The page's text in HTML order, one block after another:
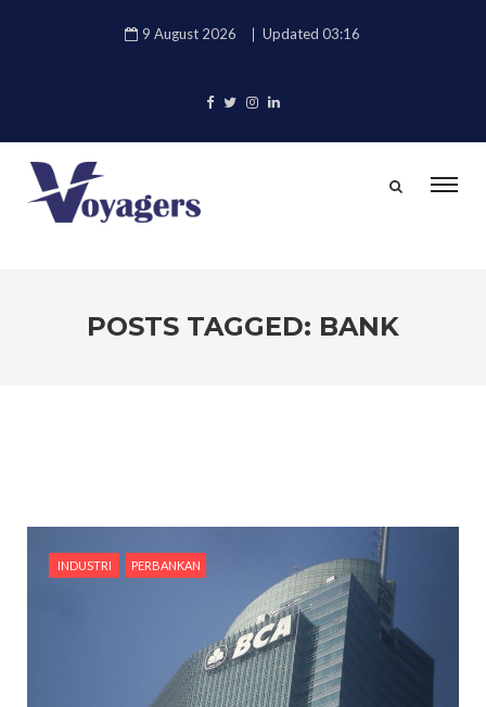
9 August 2026 Updated 03:16
POSTS TAGGED: BANK
INDUSTRI PERBANKAN